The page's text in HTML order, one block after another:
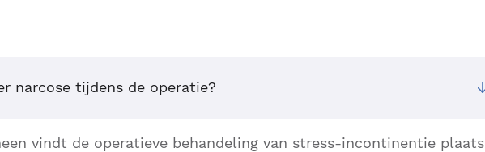
narcose tijdens de operatie?
vindt de operatieve behandeling van stress-incontinentie plaats